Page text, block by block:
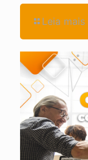
Leia mais